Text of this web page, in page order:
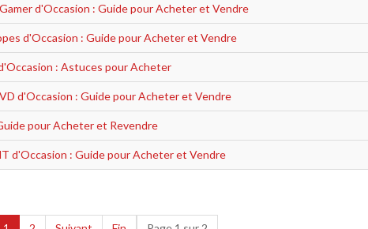
d'Occasion : Guide pour Acheter et Vendre
d'Occasion : Guide pour Acheter et Vendre
: Astuces pour Acheter
d'Occasion : Guide pour Acheter et Vendre
pour Acheter et Revendre
d'Occasion : Guide pour Acheter et Vendre